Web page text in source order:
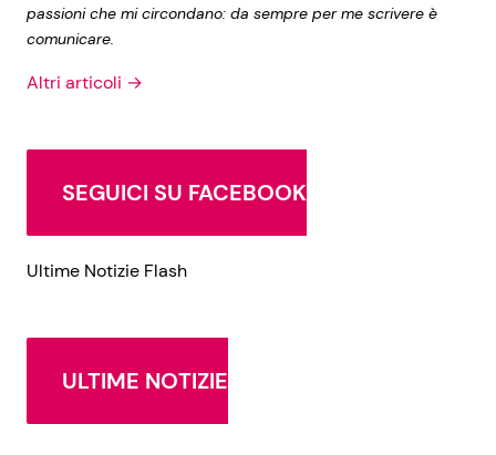
passioni che mi circondano: da sempre per me scrivere è
comunicare.
Altri articoli →
SEGUICI SU FACEBOOK
Ultime Notizie Flash
ULTIME NOTIZIE